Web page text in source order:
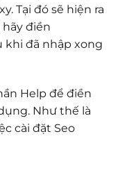
Tại đó sẽ hiện ra
điền
khi đã nhập xong
Help để điền
Như thế là
cài đặt Seo